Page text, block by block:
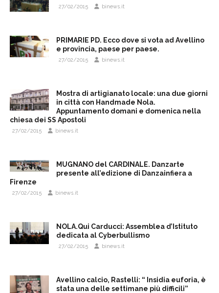
27/02/2015 binews.it
PRIMARIE PD. Ecco dove si vota ad Avellino
e provincia, paese per paese.
27/02/2015 binews.it
Mostra di artigianato locale: una due giorni
in città con Handmade Nola.
Appuntamento domani e domenica nella
chiesa dei SS Apostoli
27/02/2015 binews.it
MUGNANO del CARDINALE. Danzarte
presente all’edizione di Danzainfiera a
Firenze
27/02/2015 binews.it
NOLA.Qui Carducci: Assemblea d’Istituto
dedicata al Cyberbullismo
27/02/2015 binews.it
Avellino calcio, Rastelli: “ Insidia euforia, è
stata una delle settimane più difficili”